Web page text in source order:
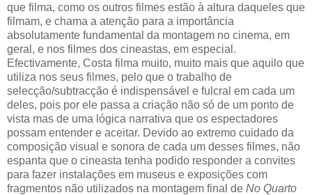
que filma, como os outros filmes estão à altura daqueles que
filmam, e chama a atenção para a importância
absolutamente fundamental da montagem no cinema, em
geral, e nos filmes dos cineastas, em especial.
Efectivamente, Costa filma muito, muito mais que aquilo que
utiliza nos seus filmes, pelo que o trabalho de
selecção/subtracção é indispensável e fulcral em cada um
deles, pois por ele passa a criação não só de um ponto de
vista mas de uma lógica narrativa que os espectadores
possam entender e aceitar. Devido ao extremo cuidado da
composição visual e sonora de cada um desses filmes, não
espanta que o cineasta tenha podido responder a convites
para fazer instalações em museus e exposições com
fragmentos não utilizados na montagem final de No Quarto